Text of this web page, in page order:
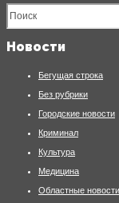
Новости
Бегущая строка
Без рубрики
Городские новости
Криминал
Культура
Медицина
Областные новости